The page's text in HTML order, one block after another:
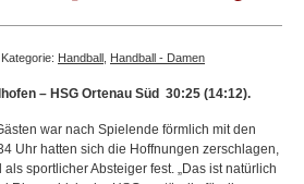
Kategorie: Handball Handball - Damen
– HSG Ortenau Süd 30:25 (14:12).
war nach Spielende förmlich mit den
Uhr hatten sich die Hoffnungen zerschlagen,
sportlicher Absteiger fest. „Das ist natürlich